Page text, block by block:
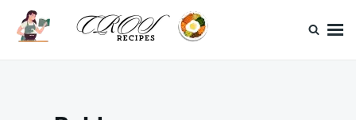
SkipSearch
for: